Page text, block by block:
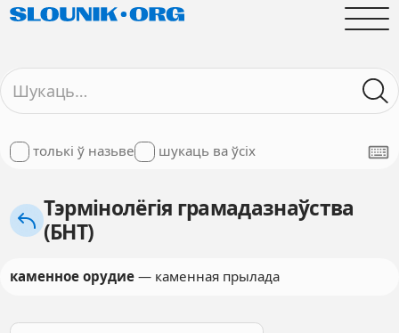
толькі ў назьве шукаць ва ўсіх
Тэрмінолёгія грамадазнаўства
(БНТ)
каменное орудие— каменная прылада